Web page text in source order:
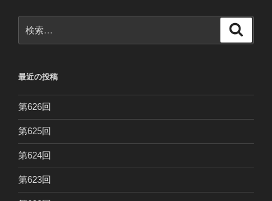
索:
最近の投稿
第626回
第625回
第624回
第623回